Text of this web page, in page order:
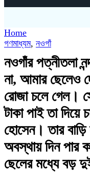
Home
গণমাধ্যম, নওগাঁ
নওগাঁর পত্নীতলা
না, আমার ছেলেও
রোজা চলে গেল।
টাকা পাই তা
হোসেন। তার
অবস্থায় দিন পার
ছেলের মধ্যে বড়